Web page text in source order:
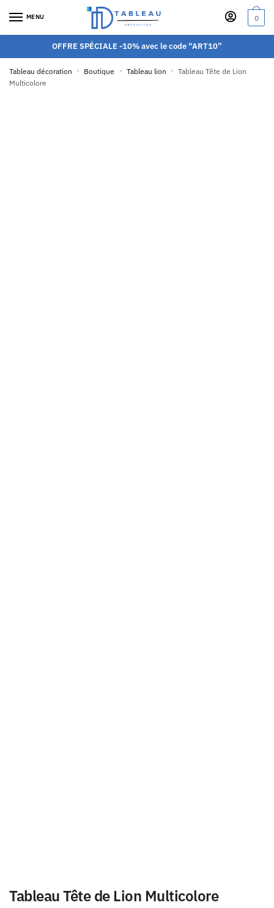
MENU 0
OFFRE SPÉCIALE -10% avec le code “ART10”
Tableau décoration » Boutique » Tableau lion » Tableau Tête de Lion
Multicolore
Tableau Tête de Lion Multicolore